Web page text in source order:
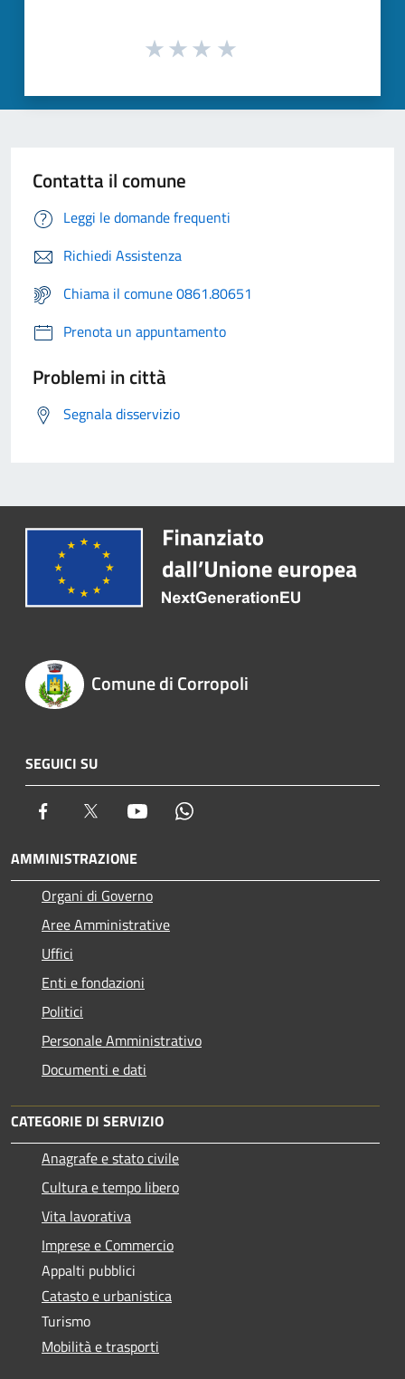
Contatta il comune
Leggi le domande frequenti
Richiedi Assistenza
Chiama il comune 0861.80651
Prenota un appuntamento
Problemi in città
Segnala disservizio
Comune di Corropoli
SEGUICI SU
Facebook Twitter Youtube
AMMINISTRAZIONE
Organi di Governo
Aree Amministrative
Uffici
Enti e fondazioni
Politici
Personale Amministrativo
Documenti e dati
CATEGORIE DI SERVIZIO
Anagrafe e stato civile
Cultura e tempo libero
Vita lavorativa
Imprese e Commercio
Appalti pubblici
Catasto e urbanistica
Turismo
Mobilità e trasporti